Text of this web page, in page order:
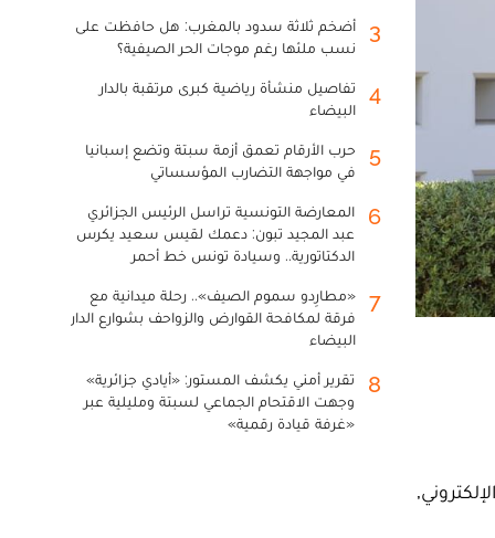
3
أضخم ثلاثة سدود بالمغرب: هل حافظت على
نسب ملئها رغم موجات الحر الصيفية؟
4
تفاصيل منشأة رياضية كبرى مرتقبة بالدار
البيضاء
5
حرب الأرقام تعمق أزمة سبتة وتضع إسبانيا
في مواجهة التضارب المؤسساتي
6
المعارضة التونسية تراسل الرئيس الجزائري
عبد المجيد تبون: دعمك لقيس سعيد يكرس
الدكتاتورية.. وسيادة تونس خط أحمر
7
«مطارِدو سموم الصيف».. رحلة ميدانية مع
فرقة لمكافحة القوارض والزواحف بشوارع الدار
البيضاء
8
تقرير أمني يكشف المستور: «أيادي جزائرية»
وجهت الاقتحام الجماعي لسبتة ومليلية عبر
«غرفة قيادة رقمية»